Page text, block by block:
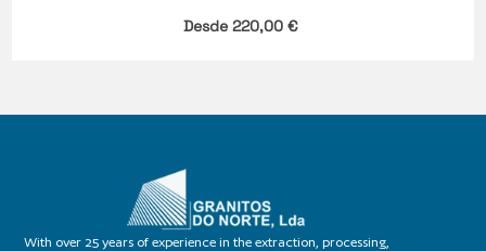
Desde 220,00 €
With over 25 years of experience in the extraction, processing,